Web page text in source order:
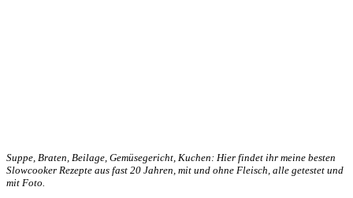
Suppe, Braten, Beilage, Gemüsegericht, Kuchen: Hier findet ihr meine besten
Slowcooker Rezepte aus fast 20 Jahren, mit und ohne Fleisch, alle getestet und
mit Foto.